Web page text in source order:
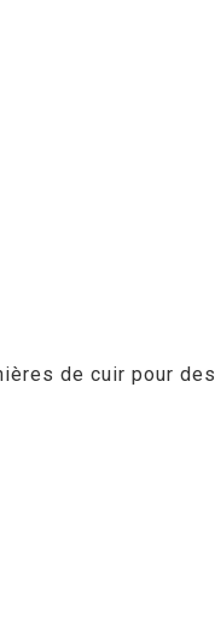
de cuir pour des